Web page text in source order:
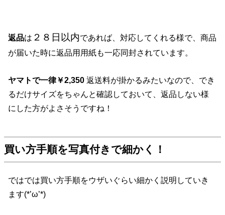
返品は ２８日以内であれば、対応してくれる様で、商品
が届いた時に返品用用紙も一応同封されています。
ヤマトで一律￥2,350 返送料が掛かるみたいなので、でき
るだけサイズをちゃんと確認しておいて、返品しない様
にした方がよさそうですね！
買い方手順を写真付きで細かく！
ではでは買い方手順をウザいぐらい細かく説明していき
ます(*’ω’*)